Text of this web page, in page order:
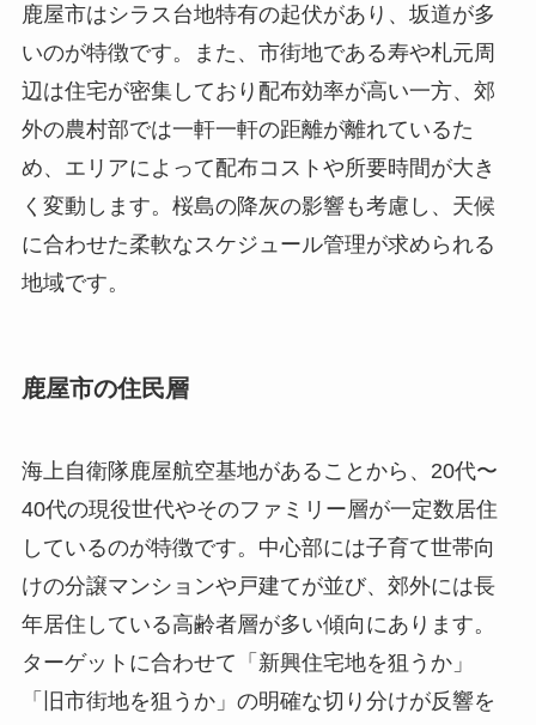
鹿屋市はシラス台地特有の起伏があり、坂道が多
いのが特徴です。また、市街地である寿や札元周
辺は住宅が密集しており配布効率が高い一方、郊
外の農村部では一軒一軒の距離が離れているた
め、エリアによって配布コストや所要時間が大き
く変動します。桜島の降灰の影響も考慮し、天候
に合わせた柔軟なスケジュール管理が求められる
地域です。
鹿屋市の住民層
海上自衛隊鹿屋航空基地があることから、20代〜
40代の現役世代やそのファミリー層が一定数居住
しているのが特徴です。中心部には子育て世帯向
けの分譲マンションや戸建てが並び、郊外には長
年居住している高齢者層が多い傾向にあります。
ターゲットに合わせて「新興住宅地を狙うか」
「旧市街地を狙うか」の明確な切り分けが反響を